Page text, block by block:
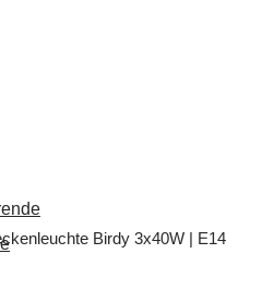
Birdy 3x40W | E14